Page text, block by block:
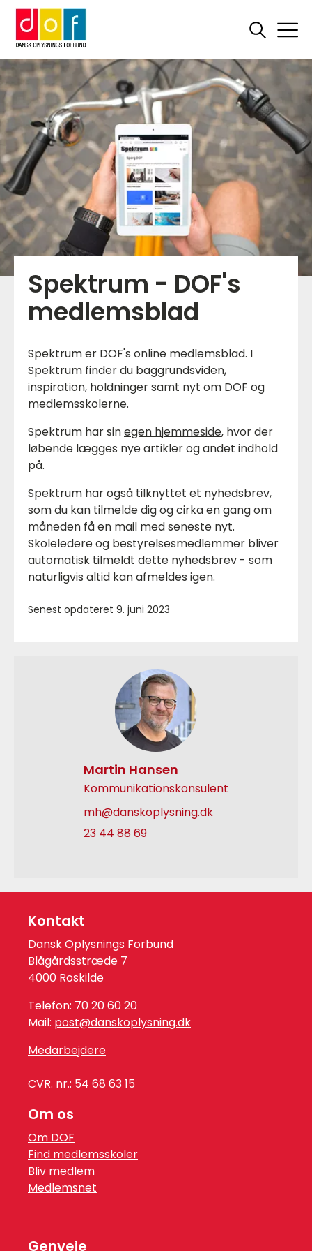
Spektrum - DOF's
medlemsblad
Spektrum er DOF's online medlemsblad. I
Spektrum finder du baggrundsviden,
inspiration, holdninger samt nyt om DOF og
medlemsskolerne.
Spektrum har sinegen hjemmeside, hvor der
løbende lægges nye artikler og andet indhold
på.
Spektrum har også tilknyttet et nyhedsbrev,
som du kan tilmelde digog cirka en gang om
måneden få en mail med seneste nyt.
Skoleledere og bestyrelsesmedlemmer bliver
automatisk tilmeldt dette nyhedsbrev - som
naturligvis altid kan afmeldes igen.
Senest opdateret 9. juni 2023
Martin Hansen
Kommunikationskonsulent
mh@danskoplysning.dk
23 44 88 69
Kontakt
Dansk Oplysnings Forbund
Blågårdsstræde 7
4000 Roskilde
Telefon: 70 20 60 20
Mail: post@danskoplysning.dk
Medarbejdere
CVR. nr.: 54 68 63 15
Om os
Om DOF
Find medlemsskoler
Bliv medlem
Medlemsnet
Genveje